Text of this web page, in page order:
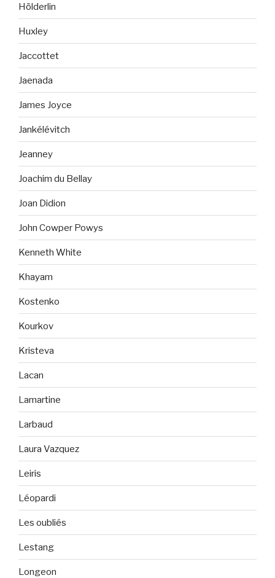
Hölderlin
Huxley
Jaccottet
Jaenada
James Joyce
Jankélévitch
Jeanney
Joachim du Bellay
Joan Didion
John Cowper Powys
Kenneth White
Khayam
Kostenko
Kourkov
Kristeva
Lacan
Lamartine
Larbaud
Laura Vazquez
Leiris
Léopardi
Les oubliés
Lestang
Longeon